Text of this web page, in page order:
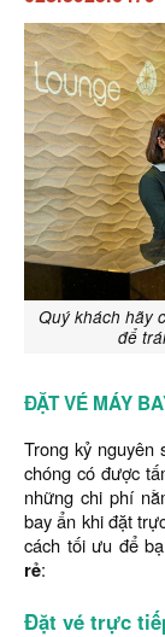
Quý khách hãy
để
ĐẶT VÉ MÁY
Trong kỷ nguyên
chóng có được
những chi phí
bay ẩn khi đặt
cách tối ưu để
rẻ:
Đặt vé trực